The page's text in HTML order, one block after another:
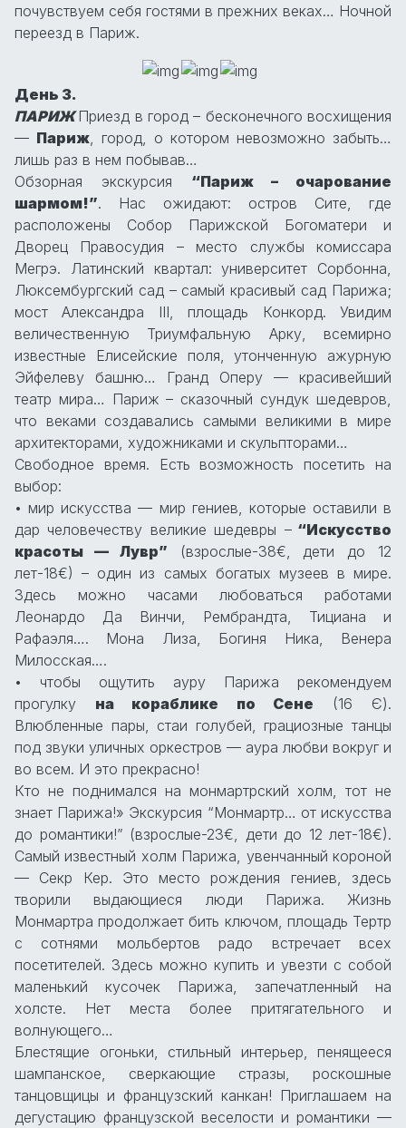
почувствуем себя гостями в прежних веках… Ночной
переезд в Париж.
День 3.
ПАРИЖ Приезд в город – бесконечного восхищения
— Париж , город, о котором невозможно забыть…
лишь раз в нем побывав…
Обзорная экскурсия “Париж – очарование
шармом!”. Нас ожидают: остров Сите, где
расположены Собор Парижской Богоматери и
Дворец Правосудия – место службы комиссара
Мегрэ. Латинский квартал: университет Сорбонна,
Люксембургский сад – самый красивый сад Парижа;
мост Александра III, площадь Конкорд. Увидим
величественную Триумфальную Арку, всемирно
известные Елисейские поля, утонченную ажурную
Эйфелеву башню… Гранд Оперу — красивейший
театр мира… Париж – сказочный сундук шедевров,
что веками создавались самыми великими в мире
архитекторами, художниками и скульпторами…
Свободное время. Есть возможность посетить на
выбор:
• мир искусства — мир гениев, которые оставили в
дар человечеству великие шедевры –“Искусство
красоты — Лувр” (взрослые-38€, дети до 12
лет-18€) – один из самых богатых музеев в мире.
Здесь можно часами любоваться работами
Леонардо Да Винчи, Рембрандта, Тициана и
Рафаэля…. Мона Лиза, Богиня Ника, Венера
Милосская….
• чтобы ощутить ауру Парижа рекомендуем
прогулку на кораблике по Сене (16 Є).
Влюбленные пары, стаи голубей, грациозные танцы
под звуки уличных оркестров — аура любви вокруг и
во всем. И это прекрасно!
Кто не поднимался на монмартрский холм, тот не
знает Парижа!» Экскурсия “Монмартр… от искусства
до романтики!” (взрослые-23€, дети до 12 лет-18€).
Самый известный холм Парижа, увенчанный короной
— Секр Кер. Это место рождения гениев, здесь
творили выдающиеся люди Парижа. Жизнь
Монмартра продолжает бить ключом, площадь Тертр
с сотнями мольбертов радо встречает всех
посетителей. Здесь можно купить и увезти с собой
маленький кусочек Парижа, запечатленный на
холсте. Нет места более притягательного и
волнующего…
Блестящие огоньки, стильный интерьер, пенящееся
шампанское, сверкающие стразы, роскошные
танцовщицы и французский канкан! Приглашаем на
дегустацию французской веселости и романтики —